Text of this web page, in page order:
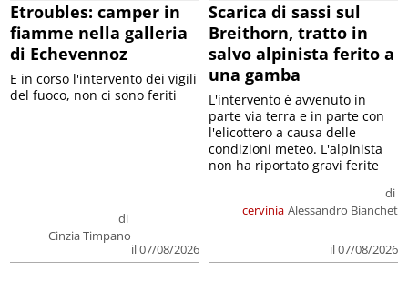
Etroubles: camper in
fiamme nella galleria
di Echevennoz
di
Cinzia Timpano
il 07/08/2026
E in corso l'intervento dei vigili
del fuoco, non ci sono feriti
Scarica di sassi sul
Breithorn, tratto in
salvo alpinista ferito a
una gamba
cervinia
di
Alessandro Bianchet
il 07/08/2026
L'intervento è avvenuto in
parte via terra e in parte con
l'elicottero a causa delle
condizioni meteo. L'alpinista
non ha riportato gravi ferite